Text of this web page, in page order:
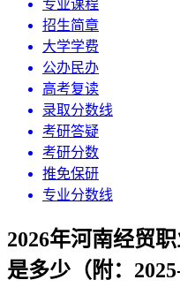
专业课程
招生简章
大学学费
公办民办
高考复读
录取分数线
考研答疑
考研分数
推免保研
专业分数线
2026年河南经贸
是多少（附：